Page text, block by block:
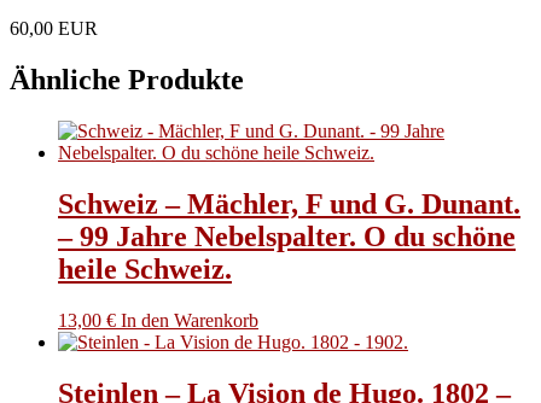
60,00 EUR
Ähnliche Produkte
Schweiz – Mächler, F und G. Dunant.
– 99 Jahre Nebelspalter. O du schöne
heile Schweiz.
13,00 € In den Warenkorb
Steinlen – La Vision de Hugo. 1802 –